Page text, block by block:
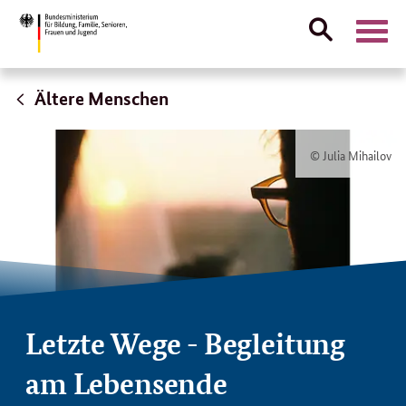
Direktlink:
Suche
Ältere Menschen
© Julia Mihailov
Letzte Wege - Begleitung
am Lebensende